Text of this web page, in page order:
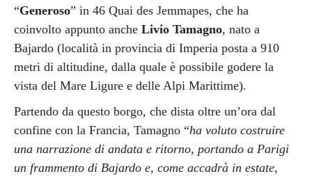
“Generoso” in 46 Quai des Jemmapes, che ha
coinvolto appunto anche Livio Tamagno, nato a
Bajardo (località in provincia di Imperia posta a 910
metri di altitudine, dalla quale è possibile godere la
vista del Mare Ligure e delle Alpi Marittime).
Partendo da questo borgo, che dista oltre un’ora dal
confine con la Francia, Tamagno “ha voluto costruire
una narrazione di andata e ritorno, portando a Parigi
un frammento di Bajardo e, come accadrà in estate,